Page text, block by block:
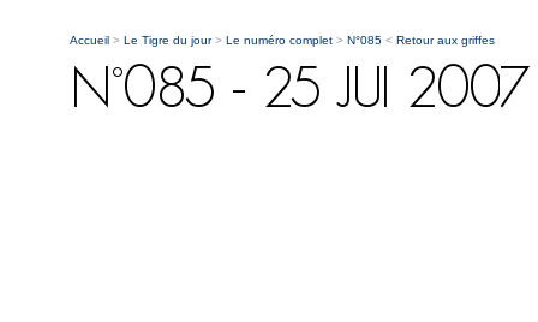
Accueil > Le Tigre du jour> Le numéro complet > N°085 < Retour aux griffes